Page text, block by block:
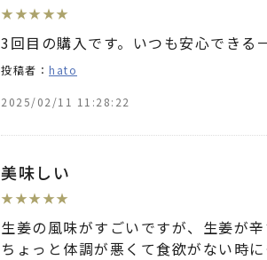
★ ★★ ★★
3回目の購入です。いつも安心できる
投稿者： hato
2025/02/11 11:28:22
美味しい
★ ★★ ★★
生姜の風味がすごいですが、生姜が
ちょっと体調が悪くて食欲がない時